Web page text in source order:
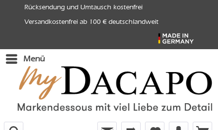
Rücksendung und Umtausch kostenfrei
Versandkostenfrei ab 100 € deutschlandweit
Menü